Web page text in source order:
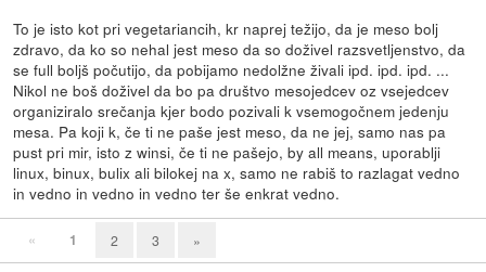
To je isto kot pri vegetariancih, kr naprej težijo, da je meso bolj
zdravo, da ko so nehal jest meso da so doživel razsvetljenstvo, da
se full boljš počutijo, da pobijamo nedolžne živali ipd. ipd. ipd. ...
Nikol ne boš doživel da bo pa društvo mesojedcev oz vsejedcev
organiziralo srečanja kjer bodo pozivali k vsemogočnem jedenju
mesa. Pa koji k, če ti ne paše jest meso, da ne jej, samo nas pa
pust pri mir, isto z winsi, če ti ne pašejo, by all means, uporablji
linux, binux, bulix ali bilokej na x, samo ne rabiš to razlagat vedno
in vedno in vedno in vedno ter še enkrat vedno.
« 1 2 3 »